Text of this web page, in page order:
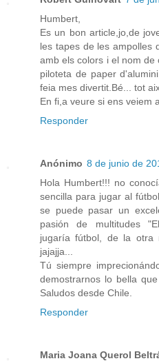
Humbert,
Es un bon article,jo,de
les tapes de les ampolles
amb els colors i el nom
piloteta de paper
feia mes divertit.Bé... tot
En fi,a veure si ens veiem
Responder
Anónimo 8 de junio de
Hola Humbert!!! no
sencilla para jugar al
se puede pasar un
pasión de multitudes
jugaría fútbol, de la otra
jajajja...
Tú siempre
demostrarnos lo bella
Saludos desde Chile.
Responder
Maria Joana Querol